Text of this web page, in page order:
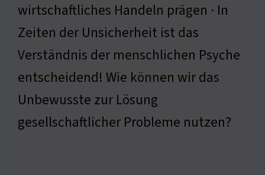
wirtschaftliches Handeln prägen · In
Zeiten der Unsicherheit ist das
Verständnis der menschlichen Psyche
entscheidend! Wie können wir das
Unbewusste zur Lösung
gesellschaftlicher Probleme nutzen?